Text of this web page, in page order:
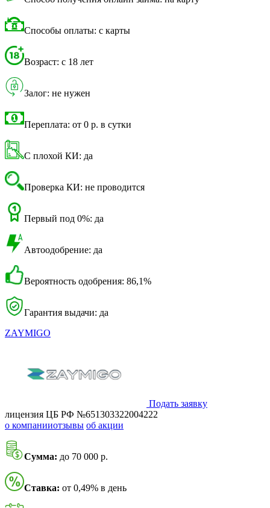
Способы оплаты: с карты
Возраст: с 18 лет
Залог: не нужен
Переплата: от 0 р. в сутки
С плохой КИ: да
Проверка КИ: не проводится
Первый под 0%: да
Автоодобрение: да
Вероятность одобрения: 86,1%
Гарантия выдачи: да
ZAYMIGO
Подать заявку
лицензия ЦБ РФ №651303322004222
о компанииотзывы об акции
Сумма: до 70 000 р.
Ставка: от 0,49% в день